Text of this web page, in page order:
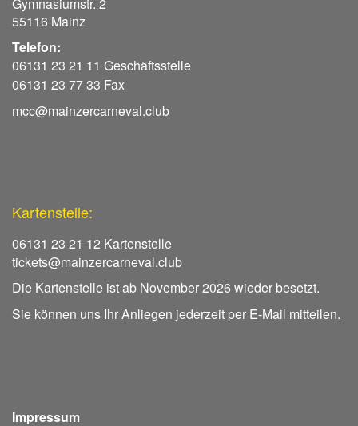
55116 Mainz
Telefon:
06131 23 21 11 Geschäftsstelle
06131 23 77 33 Fax
mcc@mainzercarneval.club
Kartenstelle:
06131 23 21 12 Kartenstelle
tickets@mainzercarneval.club
Die Kartenstelle ist ab November 2026 wieder besetzt.
Sie können uns Ihr Anliegen jederzeit per E-Mail mitteilen.
Impressum